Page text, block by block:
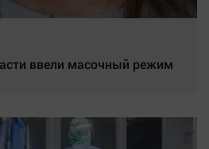
ввели масочный режим